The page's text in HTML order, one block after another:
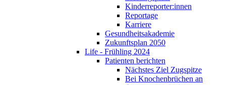
Kinderreporter:innen
Reportage
Karriere
Gesundheitsakademie
Zukunftsplan 2050
Life - Frühling 2024
Patienten berichten
Nächstes Ziel Zugspitze
Bei Knochenbrüchen an